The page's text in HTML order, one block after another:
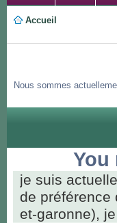
Accueil
Nous sommes
You
je suis
de préférence
et-garonne),